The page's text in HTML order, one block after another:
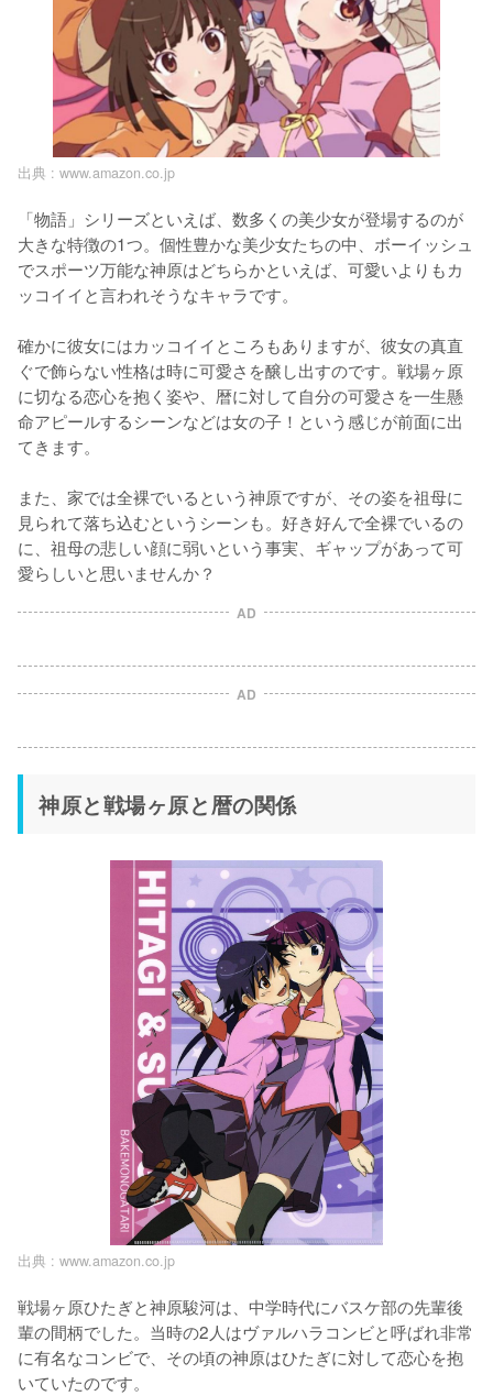
出典 : www.amazon.co.jp
「物語」シリーズといえば、数多くの美少女が登場するのが
大きな特徴の1つ。個性豊かな美少女たちの中、ボーイッシュ
でスポーツ万能な神原はどちらかといえば、可愛いよりもカ
ッコイイと言われそうなキャラです。
確かに彼女にはカッコイイところもありますが、彼女の真直
ぐで飾らない性格は時に可愛さを醸し出すのです。戦場ヶ原
に切なる恋心を抱く姿や、暦に対して自分の可愛さを一生懸
命アピールするシーンなどは女の子！という感じが前面に出
てきます。
また、家では全裸でいるという神原ですが、その姿を祖母に
見られて落ち込むというシーンも。好き好んで全裸でいるの
に、祖母の悲しい顔に弱いという事実、ギャップがあって可
愛らしいと思いませんか？
AD
AD
神原と戦場ヶ原と暦の関係
出典 : www.amazon.co.jp
戦場ヶ原ひたぎと神原駿河は、中学時代にバスケ部の先輩後
輩の間柄でした。当時の2人はヴァルハラコンビと呼ばれ非常
に有名なコンビで、その頃の神原はひたぎに対して恋心を抱
いていたのです。